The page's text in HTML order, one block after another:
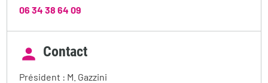
06 34 38 64 09
Contact
Président : M. Gazzini